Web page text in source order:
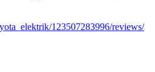
123507283996/reviews/